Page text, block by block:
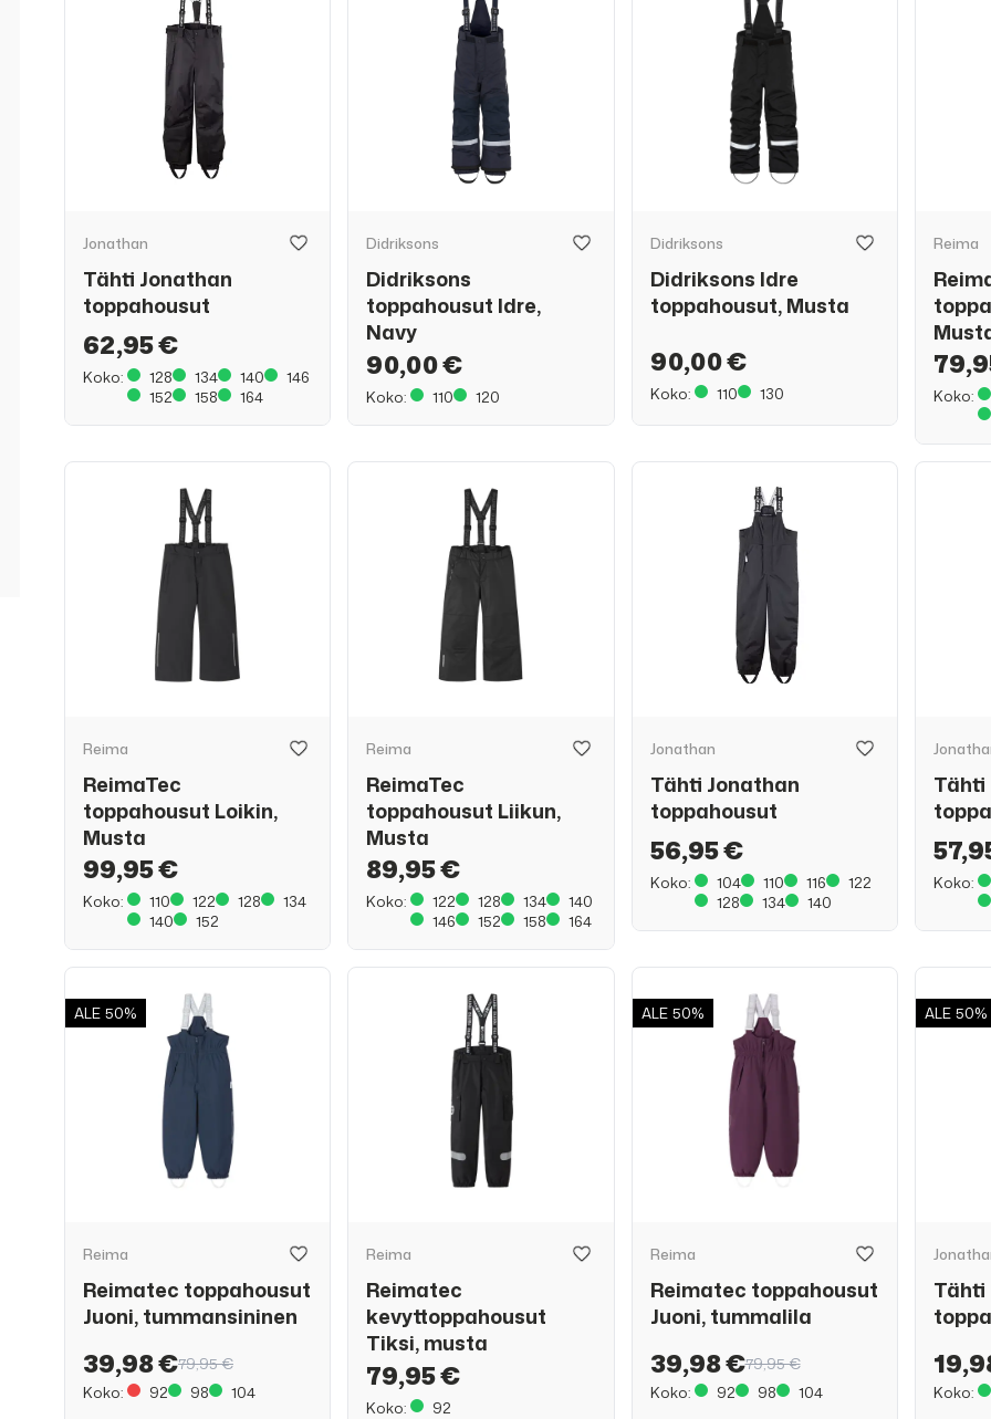
Jonathan
Tähti Jonathan
toppahousut
62,95 €
Koko: 128 134 140
146
152
158 164
Didriksons
Didriksons
toppahousut Idre,
Navy
90,00 €
Koko: 110 120
Didriksons
Didriksons Idre
toppahousut, Musta
90,00 €
Koko: 110 130
Reima
Koko:
Reima
ReimaTec
toppahousut Loikin,
Musta
99,95 €
Koko: 110 122 128
134
140
152
Reima
ReimaTec
toppahousut Liikun,
Musta
89,95 €
Koko: 122 128 134
140
146
152 158 164
Jonathan
Tähti Jonathan
toppahousut
56,95 €
Koko: 104 110 116
122
128
134 140
Tähti
Koko:
ALE 50%
Reima
Reimatec toppahousut
Juoni, tummansininen
39,98 €79,95 €
Koko:
92 98 104
Reima
Reimatec
kevyttoppahousut
Tiksi, musta
79,95 €
Koko: 92
ALE 50%
Reima
Reimatec toppahousut
Juoni, tummalila
39,98 €79,95 €
Koko:
92 98 104
ALE 50%
Tähti
Koko: